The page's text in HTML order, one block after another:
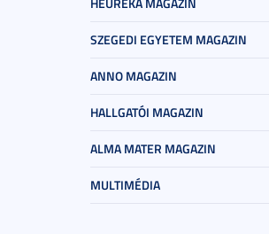
SZEGEDI EGYETEM MAGAZIN
ANNO MAGAZIN
HALLGATÓI MAGAZIN
ALMA MATER MAGAZIN
MULTIMÉDIA